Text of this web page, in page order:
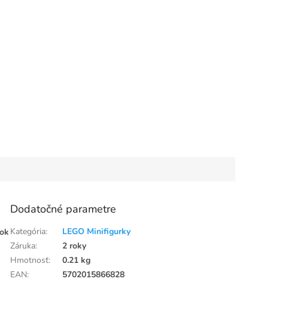
Dodatočné parametre
Kategória:
LEGO Minifigurky
Záruka:
2 roky
Hmotnosť:
0.21 kg
EAN: 5702015866828